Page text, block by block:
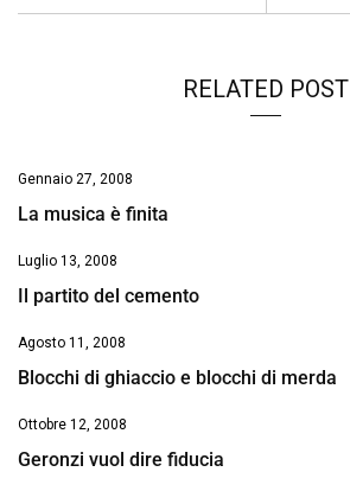
RELATED POST
Gennaio 27, 2008
La musica è finita
Luglio 13, 2008
Il partito del cemento
Agosto 11, 2008
Blocchi di ghiaccio e blocchi di merda
Ottobre 12, 2008
Geronzi vuol dire fiducia